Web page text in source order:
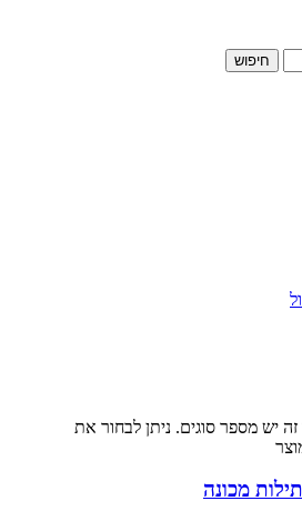
חיפוש
זה יש מספר סוגים. ניתן לבחור את
מכונה